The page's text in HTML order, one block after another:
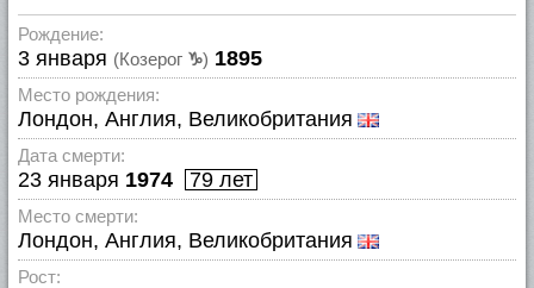
Рождение:
3 января (Козерог ♑) 1895
Место рождения:
Лондон, Англия, Великобритания
Дата смерти:
23 января 1974 79 лет
Место смерти:
Лондон, Англия, Великобритания
Рост: